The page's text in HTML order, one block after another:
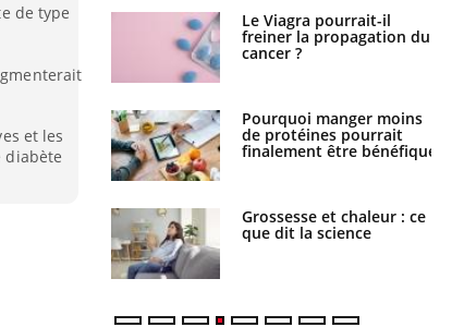
de type
et les
diabète
Le Viagra pourrait-il
freiner la propagation du
cancer ?
Pourquoi manger moins
de protéines pourrait
finalement être bénéfique
Grossesse et chaleur : ce
que dit la science
Le smartphone nuit-il à
l'apprentissage de la
lecture ?
Mordue par une tique en
vacances, elle reste dans
le coma pendant 42 jours
Mordue par un
barracuda, une petite fille
secourue grâce à un